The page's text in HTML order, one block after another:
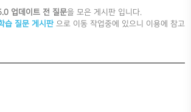
업데이트 전 질문을 모은 게시판 입니다.
습 질문 게시판 으로 이동 작업중에 있으니 이용에 참고